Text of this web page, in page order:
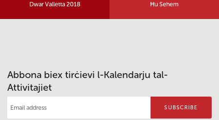
Dwar Valletta 2018 Ħu Sehem
Abbona biex tirċievi l-Kalendarju tal-
Attivitajiet